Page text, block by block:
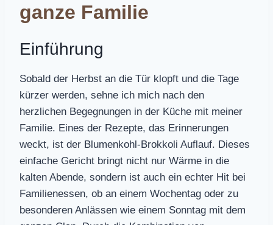
ganze Familie
Einführung
Sobald der Herbst an die Tür klopft und die Tage
kürzer werden, sehne ich mich nach den
herzlichen Begegnungen in der Küche mit meiner
Familie. Eines der Rezepte, das Erinnerungen
weckt, ist der Blumenkohl-Brokkoli Auflauf. Dieses
einfache Gericht bringt nicht nur Wärme in die
kalten Abende, sondern ist auch ein echter Hit bei
Familienessen, ob an einem Wochentag oder zu
besonderen Anlässen wie einem Sonntag mit dem